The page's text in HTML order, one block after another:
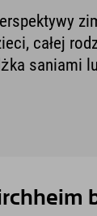
całej
saniami